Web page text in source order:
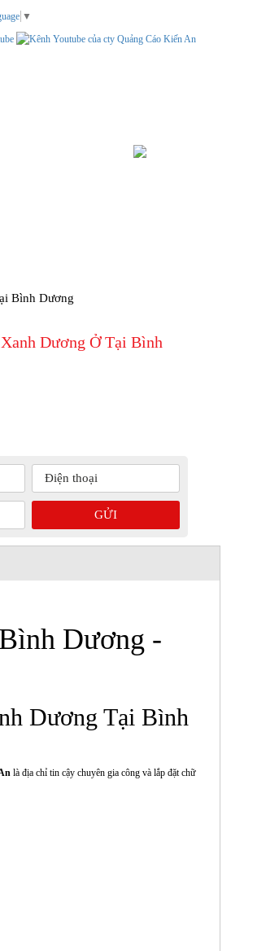
▼
Bình Dương
Dương Ở Tại Bình
Dương -
Dương Tại Bình
là địa chỉ tin cậy chuyên gia công và lắp đặt chữ